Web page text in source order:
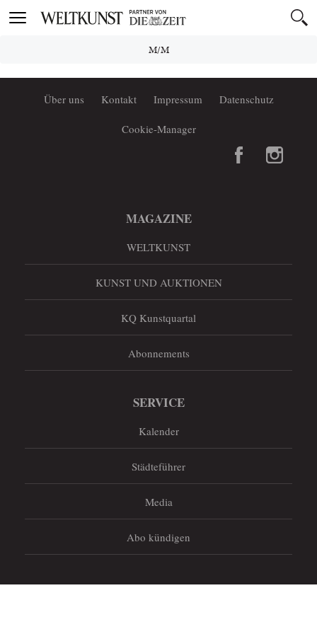
Toggle
M/M
Über uns Kontakt Impressum Datenschutz
Cookie-Manager
MAGAZINE
WELTKUNST
KUNST UND AUKTIONEN
KQ Kunstquartal
Abonnements
SERVICE
Kalender
Städteführer
Media
Abo kündigen